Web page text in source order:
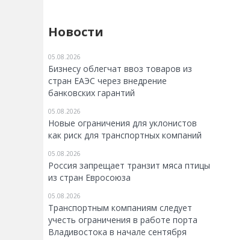
Новости
05.08.2026
Бизнесу облегчат ввоз товаров из
стран ЕАЭС через внедрение
банковских гарантий
05.08.2026
Новые ограничения для уклонистов
как риск для транспортных компаний
05.08.2026
Россия запрещает транзит мяса птицы
из стран Евросоюза
05.08.2026
Транспортным компаниям следует
учесть ограничения в работе порта
Владивостока в начале сентября